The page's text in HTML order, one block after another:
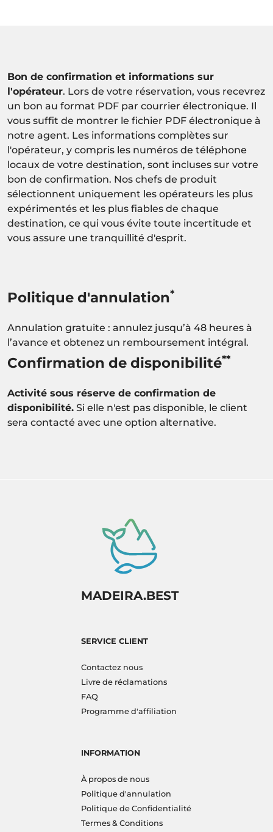
Bon de confirmation et informations sur
l'opérateur. Lors de votre réservation, vous recevrez
un bon au format PDF par courrier électronique. Il
vous suffit de montrer le fichier PDF électronique à
notre agent. Les informations complètes sur
l'opérateur, y compris les numéros de téléphone
locaux de votre destination, sont incluses sur votre
bon de confirmation. Nos chefs de produit
sélectionnent uniquement les opérateurs les plus
expérimentés et les plus fiables de chaque
destination, ce qui vous évite toute incertitude et
vous assure une tranquillité d'esprit.
Politique d'annulation*
Annulation gratuite : annulez jusqu’à 48 heures à
l’avance et obtenez un remboursement intégral.
Confirmation de disponibilité**
Activité sous réserve de confirmation de
disponibilité. Si elle n'est pas disponible, le client
sera contacté avec une option alternative.
MADEIRA.BEST
SERVICE CLIENT
Contactez nous
Livre de réclamations
FAQ
Programme d'affiliation
INFORMATION
À propos de nous
Politique d'annulation
Politique de Confidentialité
Termes & Conditions